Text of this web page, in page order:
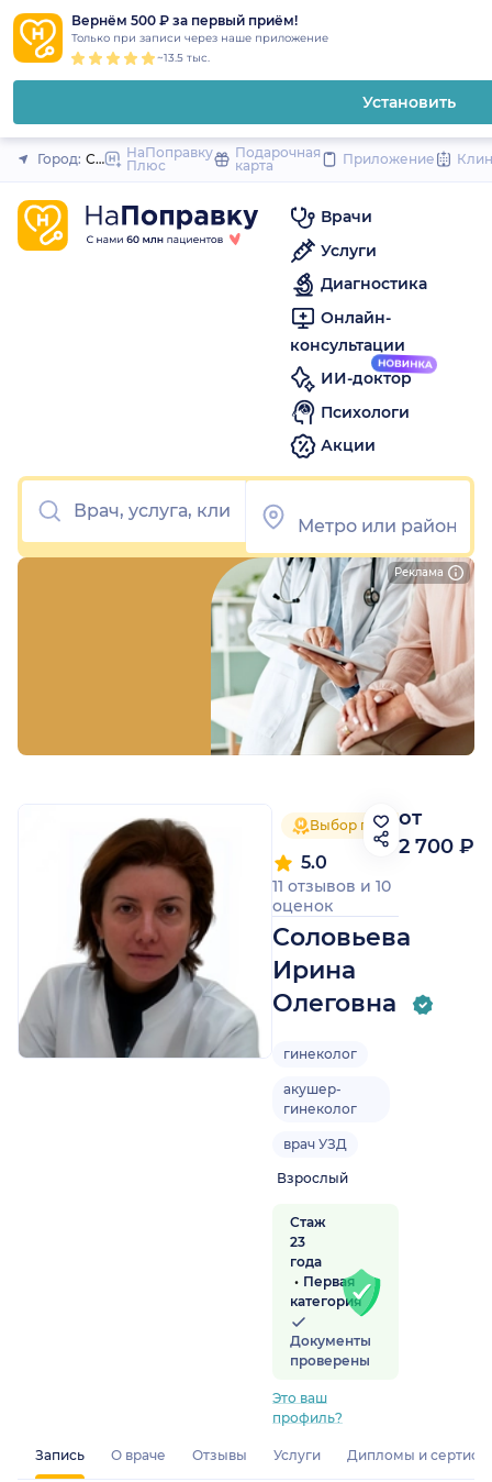
Вернём 500 ₽ за первый приём!
Только при записи через наше приложение
~13.5 тыс.
Установить
Закрыть
Город: Санкт-Петербург
НаПоправку
Плюс
Подарочная
карта
Приложение
Врачи
Услуги
Диагностика
Онлайн-
консультации
ИИ-доктор
Психологи
Акции
Выбор пациентов 2025
Соловьева
Ирина
Олеговна
5.0
11 отзывов и 10
оценок
гинеколог
акушер-
гинеколог
врач УЗД
Взрослый
Стаж
23
года
Первая
категория
Документы
проверены
Это ваш
профиль?
от
2 700 ₽
Реклама
Запись О враче Отзывы Услуги Дипломы и